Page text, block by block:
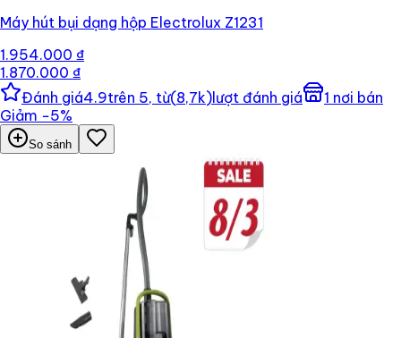
Máy hút bụi dạng hộp Electrolux Z1231
1.954.000 ₫
1.870.000 ₫
Đánh giá4.9trên 5, từ(8,7k)lượt đánh giá 1 nơi bán
Giảm −5%
So sánh